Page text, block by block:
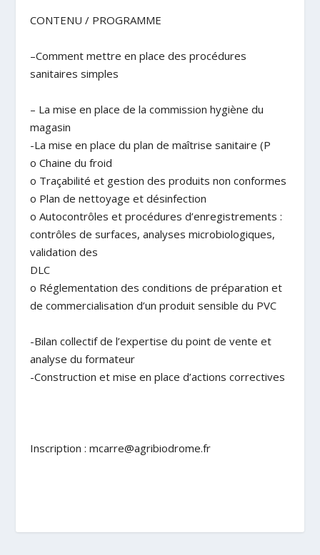
CONTENU / PROGRAMME
–Comment mettre en place des procédures
sanitaires simples
– La mise en place de la commission hygiène du
magasin
-La mise en place du plan de maîtrise sanitaire (P
o Chaine du froid
o Traçabilité et gestion des produits non conformes
o Plan de nettoyage et désinfection
o Autocontrôles et procédures d’enregistrements :
contrôles de surfaces, analyses microbiologiques,
validation des
DLC
o Réglementation des conditions de préparation et
de commercialisation d’un produit sensible du PVC
-Bilan collectif de l’expertise du point de vente et
analyse du formateur
-Construction et mise en place d’actions correctives
Inscription : mcarre@agribiodrome.fr